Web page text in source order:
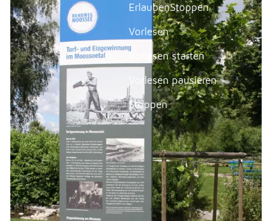
ErlaubenStoppen
Vorlesen
Vorlesen starten
Vorlesen pausieren
Stoppen
Kinder & Jugendliche
Golfpark Moossee
Moossee
Moossee-Sauna
Park am See / Einbaumvitrine
Reservation Anlagen
Strandbad Moossee
Rundweg Moossee
Vereine